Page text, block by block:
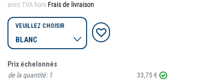
avec TVA hors Frais de livraison
VEUILLEZ CHOISIR
Prix échelonnés
de la quantité: 1
33,75 €